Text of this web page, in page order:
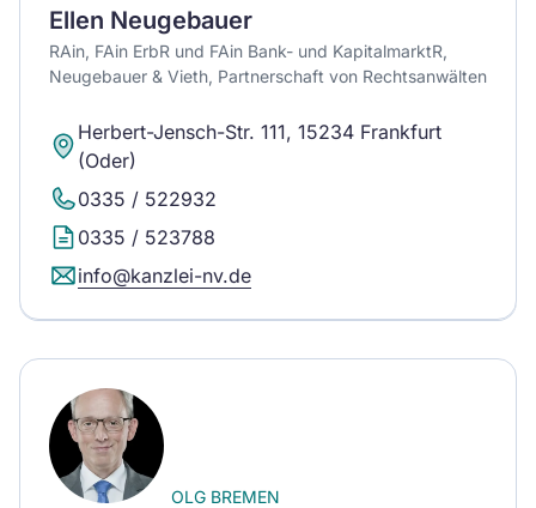
Ellen Neugebauer
RAin, FAin ErbR und FAin Bank- und KapitalmarktR,
Neugebauer & Vieth, Partnerschaft von Rechtsanwälten
Herbert-Jensch-Str. 111, 15234 Frankfurt
(Oder)
0335 / 522932
0335 / 523788
info@kanzlei-nv.de
OLG BREMEN